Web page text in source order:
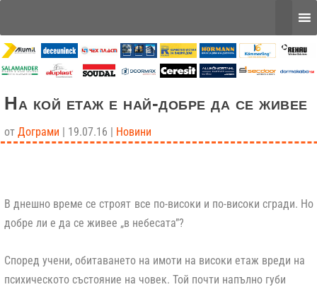
На кой етаж е най-добре да се живее
от Дограми | 19.07.16 | Новини
В днешно време се строят все по-високи и по-високи сгради. Но
добре ли е да се живее „в небесата”?
Според учени, обитаването на имоти на високи етаж вреди на
психическото състояние на човек. Той почти напълно губи